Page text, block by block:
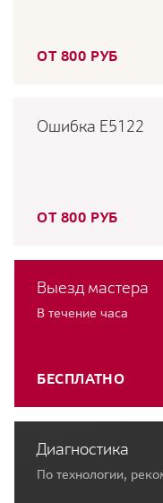
ОТ 800 РУБ
Ошибка E5122
ОТ 800 РУБ
Выезд мастера
В течение часа
БЕСПЛАТНО
Диагностика
По технологии,